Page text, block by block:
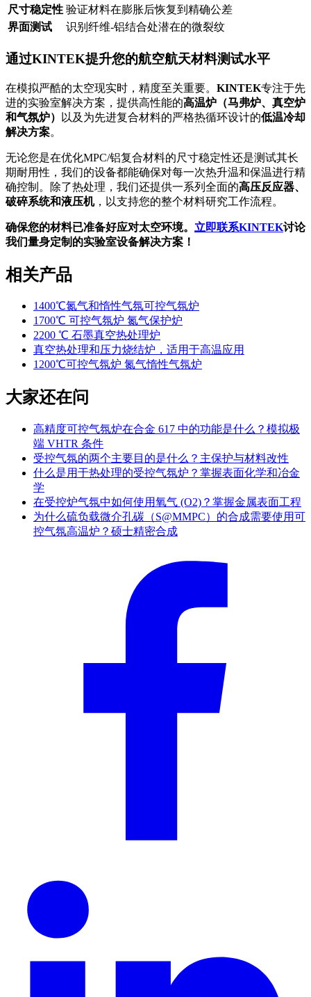
尺寸稳定性 验证材料在膨胀后恢复到精确公差
界面测试
识别纤维-铝结合处潜在的微裂纹
通过KINTEK提升您的航空航天材料测试水平
在模拟严酷的太空现实时，精度至关重要。 KINTEK专注于先
进的实验室解决方案，提供高性能的高温炉（马弗炉、真空炉
和气氛炉）
以及为先进复合材料的严格热循环设计的低温冷却
解决方案。
无论您是在优化MPC/铝复合材料的尺寸稳定性还是测试其长
期耐用性，我们的设备都能确保对每一次热升温和保温进行精
确控制。除了热处理，我们还提供一系列全面的高压反应器、
破碎系统和液压机，以支持您的整个材料研究工作流程。
确保您的材料已准备好应对太空环境。 立即联系KINTEK讨论
我们量身定制的实验室设备解决方案！
相关产品
1400℃氮气和惰性气氛可控气氛炉
1700℃ 可控气氛炉 氮气保护炉
2200 ℃ 石墨真空热处理炉
真空热处理和压力烧结炉，适用于高温应用
1200℃可控气氛炉 氮气惰性气氛炉
大家还在问
高精度可控气氛炉在合金 617 中的功能是什么？模拟极
端 VHTR 条件
受控气氛的两个主要目的是什么？主保护与材料改性
什么是用于热处理的受控气氛炉？掌握表面化学和冶金
学
在受控炉气氛中如何使用氧气 (O2)？掌握金属表面工程
为什么硫负载微介孔碳（S@MMPC）的合成需要使用可
控气氛高温炉？硕士精密合成